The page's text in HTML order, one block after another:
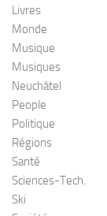
Livres
Monde
Musique
Musiques
Neuchâtel
People
Politique
Régions
Santé
Sciences-Tech.
Ski